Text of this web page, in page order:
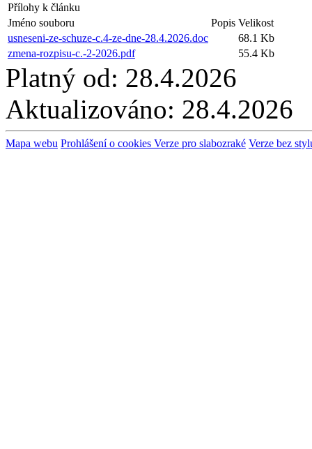
Přílohy k článku
Jméno souboru
Popis Velikost
usneseni-ze-schuze-c.4-ze-dne-28.4.2026.doc
68.1 Kb
zmena-rozpisu-c.-2-2026.pdf
55.4 Kb
Platný od: 28.4.2026
Aktualizováno: 28.4.2026
Mapa webu Prohlášení o cookies Verze pro slabozraké Verze bez